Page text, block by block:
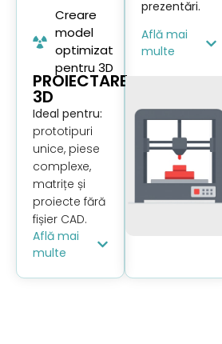
Creare
model
optimizat
pentru 3D
PROIECTARE
3D
Ideal pentru:
prototipuri
unice, piese
complexe,
matrițe și
proiecte fără
fișier CAD.
Află mai
multe
prezentări.
Află mai
multe